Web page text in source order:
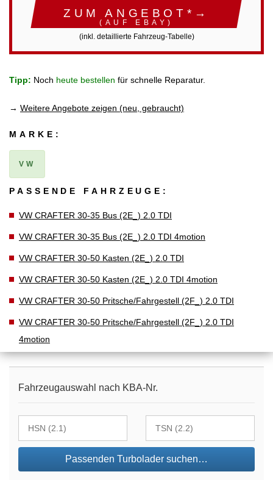
ZUM ANGEBOT*→
(AUF EBAY)
(inkl. detaillierte Fahrzeug-Tabelle)
Tipp: Noch heute bestellen für schnelle Reparatur.
→ Weitere Angebote zeigen (neu, gebraucht)
MARKE:
VW
PASSENDE FAHRZEUGE:
VW CRAFTER 30-35 Bus (2E_) 2.0 TDI
VW CRAFTER 30-35 Bus (2E_) 2.0 TDI 4motion
VW CRAFTER 30-50 Kasten (2E_) 2.0 TDI
VW CRAFTER 30-50 Kasten (2E_) 2.0 TDI 4motion
VW CRAFTER 30-50 Pritsche/Fahrgestell (2F_) 2.0 TDI
VW CRAFTER 30-50 Pritsche/Fahrgestell (2F_) 2.0 TDI
4motion
Fahrzeugauswahl nach KBA-Nr.
Passenden Turbolader suchen…